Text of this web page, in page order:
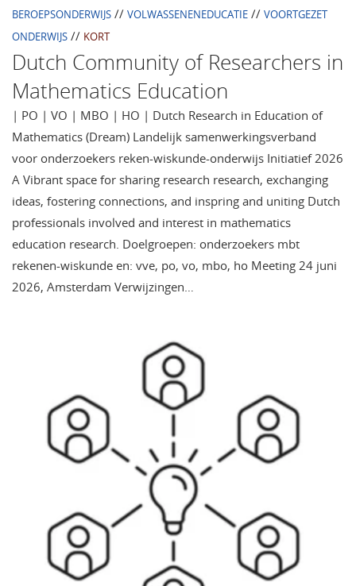
BEROEPSONDERWIJS // VOLWASSENENEDUCATIE // VOORTGEZET
ONDERWIJS // KORT
Dutch Community of Researchers in
Mathematics Education
| PO | VO | MBO | HO | Dutch Research in Education of
Mathematics (Dream) Landelijk samenwerkingsverband
voor onderzoekers reken-wiskunde-onderwijs Initiatief 2026
A Vibrant space for sharing research research, exchanging
ideas, fostering connections, and inspring and uniting Dutch
professionals involved and interest in mathematics
education research. Doelgroepen: onderzoekers mbt
rekenen-wiskunde en: vve, po, vo, mbo, ho Meeting 24 juni
2026, Amsterdam Verwijzingen…